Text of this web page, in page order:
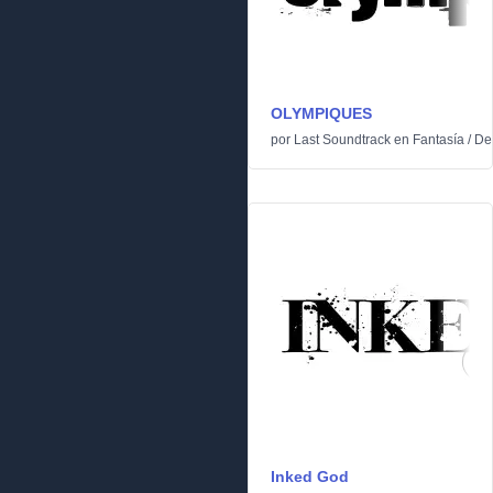
OLYMPIQUES
por Last Soundtrack en Fantasía /
Inked God